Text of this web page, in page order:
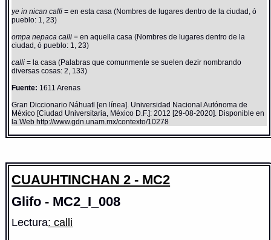
ye in nican calli= en esta casa (Nombres de lugares dentro de la ciudad, ó
pueblo: 1, 23)
ompa nepaca calli= en aquella casa (Nombres de lugares dentro de la
ciudad, ó pueblo: 1, 23)
calli= la casa (Palabras que comunmente se suelen dezir nombrando
diversas cosas: 2, 133)
Fuente: 1611 Arenas
Gran Diccionario Náhuatl [en línea]. Universidad Nacional Autónoma de
México [Ciudad Universitaria, México D.F.]: 2012 [29-08-2020]. Disponible en
la Web http://www.gdn.unam.mx/contexto/10278
CUAUHTINCHAN 2 - MC2
Glifo - MC2_I_008
Lectura: calli